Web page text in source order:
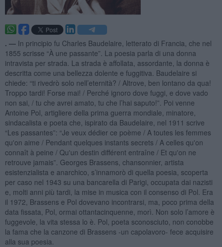
. — In principio fu Charles Baudelaire, letterato di Francia, che nel
1855 scrisse “À une passante”. La poesia parla di una donna
intravista per strada. La strada è affollata, assordante, la donna è
descritta come una bellezza dolente e fuggitiva. Baudelaire si
chiede: “ti rivedrò solo nell’eternità? / Altrove, ben lontano da qua!
Troppo tardi! Forse mai! / Perché ignoro dove fuggi, e dove vado
non sai, / tu che avrei amato, tu che l’hai saputo!”. Poi venne
Antoine Pol, artigliere della prima guerra mondiale, minatore,
sindacalista e poeta che, ispirato da Baudelaire, nel 1911 scrive
“Les passantes”: “Je veux dédier ce poème / A toutes les femmes
qu'on aime / Pendant quelques instants secrets / A celles qu'on
connaît à peine / Qu'un destin différent entraîne / Et qu'on ne
retrouve jamais”. Georges Brassens, chansonnier, artista
esistenzialista e anarchico, s’innamorò di quella poesia, scoperta
per caso nel 1943 su una bancarella di Parigi, occupata dai nazisti
e, molti anni più tardi, la mise in musica con il consenso di Pol. Era
il 1972, Brassens e Pol dovevano incontrarsi, ma, poco prima della
data fissata, Pol, ormai ottantacinquenne, morì. Non solo l’amore è
fuggevole, la vita stessa lo è. Pol, poeta sconosciuto, non conobbe
la fama che la canzone di Brassens -un capolavoro- fece acquisire
alla sua poesia.